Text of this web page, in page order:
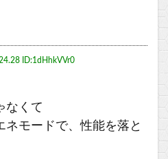
ID:1dHhkVVr0
なくて
ネモードで、性能を落と